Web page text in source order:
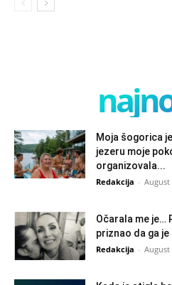
Moja šogorica
jezeru moje
organizovala...
Redakcija - August
Očarala me je…
priznao da ga je
Redakcija - August